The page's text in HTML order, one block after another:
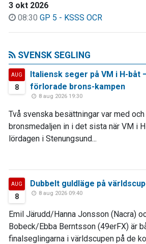
3 okt 2026
08:30 GP 5 - KSSS OCR
SVENSK SEGLING
AUG
8
Italiensk seger på VM i H-båt
förlorade brons-kampen
8 aug 2026 19:30
Två svenska besättningar var med
bronsmedaljen in i det sista när VM i
lördagen i Stenungsund...
AUG
8
Dubbelt guldläge på
8 aug 2026 09:40
Emil Järudd/Hanna Jonsson (Nacra)
Bobeck/Ebba Berntsson (49erFX) är
finalseglingarna i världscupen på de